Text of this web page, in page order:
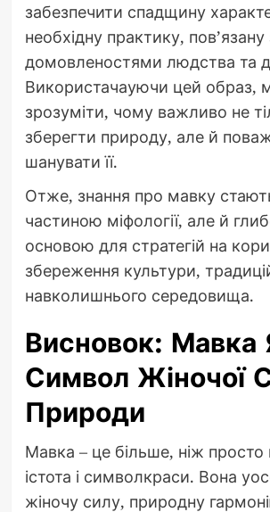
забезпечити спадщину
необхідну практику, пов’язану
домовленостями людства та
Використачауючи цей образ,
зрозуміти, чому важливо не
зберегти природу, але й
шанувати її.
Отже, знання про мавку
частиною міфології, але й
основою для стратегій на
збереження культури,
навколишнього середовища.
Висновок: Мавка
Символ Жіночої
Природи
Мавка – це більше, ніж просто
істота і символкраси. Вона
жіночу силу, природну